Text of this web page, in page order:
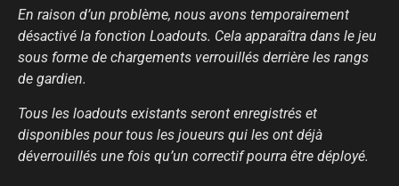
En raison d’un problème, nous avons temporairement
désactivé la fonction Loadouts. Cela apparaîtra dans le jeu
sous forme de chargements verrouillés derrière les rangs
de gardien.
Tous les loadouts existants seront enregistrés et
disponibles pour tous les joueurs qui les ont déjà
déverrouillés une fois qu’un correctif pourra être déployé.